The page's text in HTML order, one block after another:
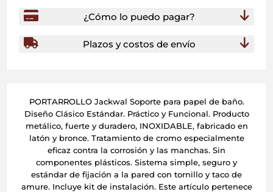
¿Cómo lo puedo pagar?
Plazos y costos de envío
PORTARROLLO Jackwal Soporte para papel de baño.
Diseño Clásico Estándar. Práctico y Funcional. Producto
metálico, fuerte y duradero, INOXIDABLE, fabricado en
latón y bronce. Tratamiento de cromo especialmente
eficaz contra la corrosión y las manchas. Sin
componentes plásticos. Sistema simple, seguro y
estándar de fijación a la pared con tornillo y taco de
amure. Incluye kit de instalación. Este artículo pertenece